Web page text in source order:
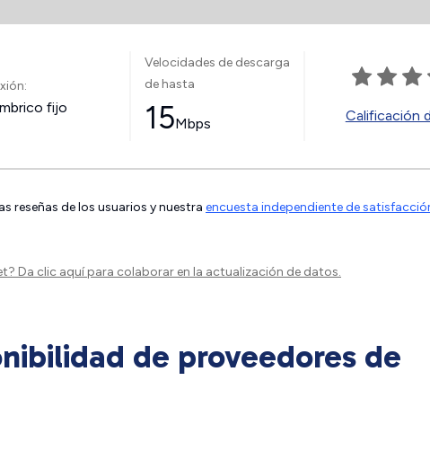
fijo
Velocidades de descarga
de hasta
15Mbps Calificación
reseñas de los usuarios y nuestra encuesta independiente de
Da clic aquípara colaborar en la actualización de datos.
de proveedores de